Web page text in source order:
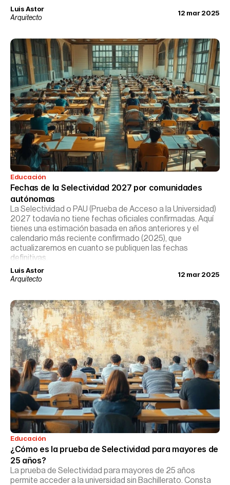
comunicación efectiva, empatía cultural— son ahora más
valiosas que nunca. Y sí, hay un amplio y prometedor
Luis Astor
Arquitecto
12 mar 2025
Educación
Fechas de la Selectividad 2027 por comunidades
autónomas
La Selectividad o PAU (Prueba de Acceso a la Universidad)
2027 todavía no tiene fechas oficiales confirmadas. Aquí
tienes una estimación basada en años anteriores y el
calendario más reciente confirmado (2025), que
actualizaremos en cuanto se publiquen las fechas
definitivas.
Luis Astor
Arquitecto
12 mar 2025
Educación
¿Cómo es la prueba de Selectividad para mayores de
25 años?
La prueba de Selectividad para mayores de 25 años
permite acceder a la universidad sin Bachillerato. Consta